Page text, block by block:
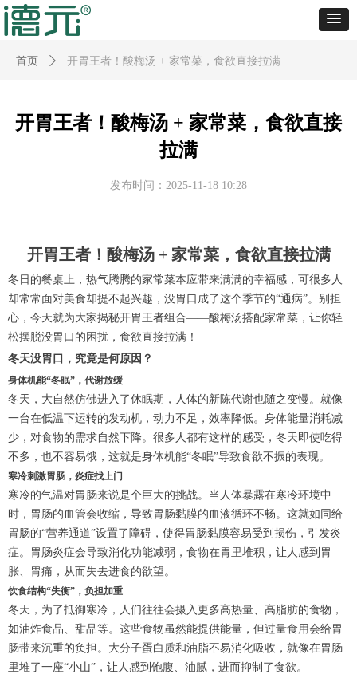
首页 ꄲ 开胃王者！酸梅汤 + 家常菜，食欲直接拉满
开胃王者！酸梅汤 + 家常菜，食欲直接
拉满
开胃王者！酸梅汤 + 家常菜，食欲直接拉满
冬日的餐桌上，热气腾腾的家常菜本应带来满满的幸福感，可很多人
却常常面对美食却提不起兴趣，没胃口成了这个季节的“通病”。别担
心，今天就为大家揭秘开胃王者组合——酸梅汤搭配家常菜，让你轻
松摆脱没胃口的困扰，食欲直接拉满！
冬天没胃口，究竟是何原因？
身体机能“冬眠”，代谢放缓
冬天，大自然仿佛进入了休眠期，人体的新陈代谢也随之变慢。就像
一台在低温下运转的发动机，动力不足，效率降低。身体能量消耗减
少，对食物的需求自然下降。很多人都有这样的感受，冬天即使吃得
不多，也不容易饿，这就是身体机能“冬眠”导致食欲不振的表现。
寒冷刺激胃肠，炎症找上门
寒冷的气温对胃肠来说是个巨大的挑战。当人体暴露在寒冷环境中
时，胃肠的血管会收缩，导致胃肠黏膜的血液循环不畅。这就如同给
胃肠的“营养通道”设置了障碍，使得胃肠黏膜容易受到损伤，引发炎
症。胃肠炎症会导致消化功能减弱，食物在胃里堆积，让人感到胃
胀、胃痛，从而失去进食的欲望。
饮食结构“失衡”，负担加重
冬天，为了抵御寒冷，人们往往会摄入更多高热量、高脂肪的食物，
如油炸食品、甜品等。这些食物虽然能提供能量，但过量食用会给胃
肠带来沉重的负担。大分子蛋白质和油脂不易消化吸收，就像在胃肠
里堆了一座“小山”，让人感到饱腹、油腻，进而抑制了食欲。
发布时间： 2025-11-18 10:28